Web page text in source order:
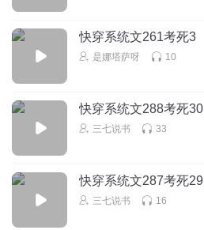
快穿系统文261考死3
是娜塔萨呀 10
快穿系统文288考死30
三七说书 33
快穿系统文287考死29
三七说书 16